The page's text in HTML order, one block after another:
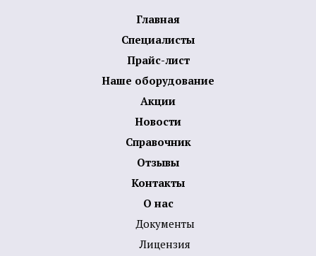
Главная
Специалисты
Прайс-лист
Наше оборудование
Акции
Новости
Справочник
Отзывы
Контакты
О нас
Документы
Лицензия